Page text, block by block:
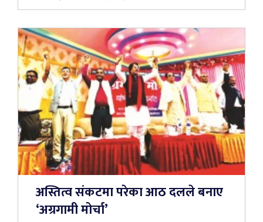
अस्तित्व संकटमा परेका आठ दलले बनाए
‘अग्रगामी मोर्चा’